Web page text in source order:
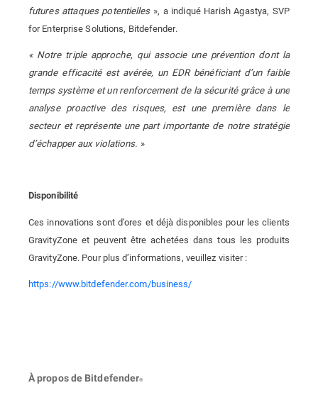
futures attaques potentielles», a indiqué Harish Agastya, SVP
for Enterprise Solutions, Bitdefender.
« Notre triple approche, qui associe une prévention dont la
grande efficacité est avérée, un EDR bénéficiant d’un faible
temps système et un renforcement de la sécurité grâce à une
analyse proactive des risques, est une première dans le
secteur et représente une part importante de notre stratégie
d’échapper aux violations. »
Disponibilité
Ces innovations sont d’ores et déjà disponibles pour les clients
GravityZone et peuvent être achetées dans tous les produits
GravityZone. Pour plus d’informations, veuillez visiter :
https://www.bitdefender.com/business/
À propos de Bitdefender®